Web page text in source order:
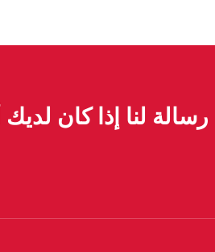
لنا إذا كان